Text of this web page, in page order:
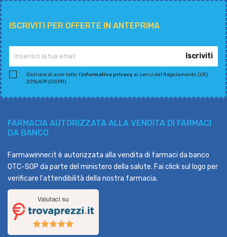
ISCRIVITI PER OFFERTE IN ANTEPRIMA
Iscriviti
Dichiaro di aver letto l'informativa privacyai sensi del Regolamento (UE)
2016/679 (GDPR).
FARMACIA AUTORIZZATA ALLA VENDITA DI FARMACI
DA BANCO
Farmawinner.it è autorizzata alla vendita di farmaci da banco
OTC-SOP da parte del ministero della salute. Fai click sul logo per
verificare l'attendibilità della nostra farmacia.